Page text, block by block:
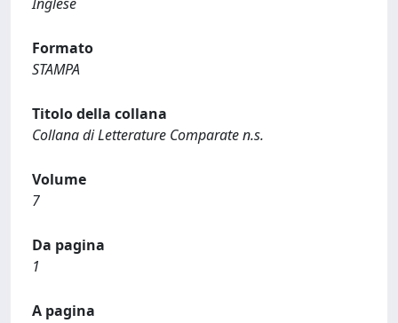
Formato
STAMPA
Titolo della collana
Collana di Letterature Comparate n.s.
Volume
7
Da pagina
1
A pagina